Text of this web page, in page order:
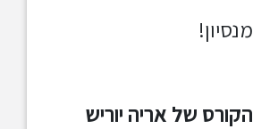
מנסיון!
הקורס של אריה יוריש